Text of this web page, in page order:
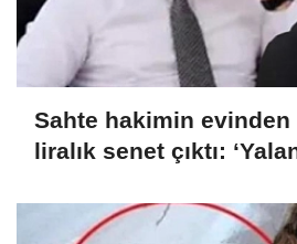
Sahte hakimin
liralık senet çıktı: